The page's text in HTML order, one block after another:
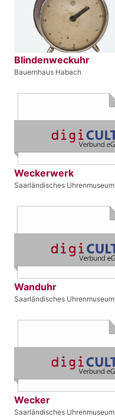
Blindenweckuhr
Bauernhaus Habach
Weckerwerk
Saarländisches Uhrenmuseum
Wanduhr
Saarländisches Uhrenmuseum
Wecker
Saarländisches Uhrenmuseum